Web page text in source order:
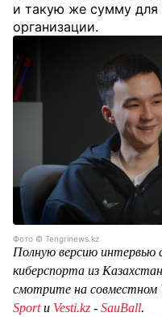
и такую же сумму для
организации.
Фото © Tengrinews.kz
Полную версию интервью
киберспорта из
смотрите на совместном
Sport и Vesti.kz - SauBall.